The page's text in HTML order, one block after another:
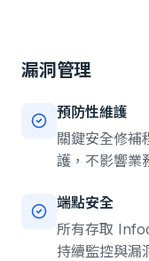
漏洞管理
預防性維護
關鍵安全修補
護，不影響業
端點安全
所有存取
持續監控與漏